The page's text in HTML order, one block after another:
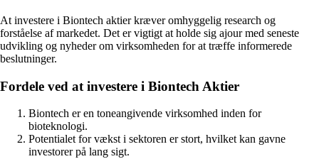
At investere i Biontech aktier kræver omhyggelig research og
forståelse af markedet. Det er vigtigt at holde sig ajour med seneste
udvikling og nyheder om virksomheden for at træffe informerede
beslutninger.
Fordele ved at investere i Biontech Aktier
Biontech er en toneangivende virksomhed inden for
bioteknologi.
Potentialet for vækst i sektoren er stort, hvilket kan gavne
investorer på lang sigt.